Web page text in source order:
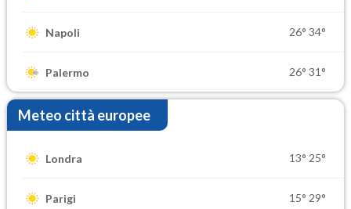
Napoli 26° 34°
Palermo 26° 31°
Meteo città europee
Londra 13° 25°
Parigi 15° 29°